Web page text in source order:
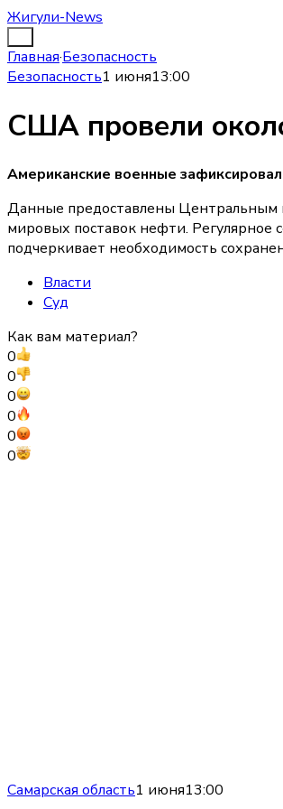
Жигули-News
Главная·Безопасность
Безопасность1 июня13:00
США провели
Американские военные
Данные предоставлены Центральным
мировых поставок нефти. Регулярное
подчеркивает необходимость
Власти
Суд
Как вам материал?
0
0
0
0
0
0
Самарская область1 июня13:00